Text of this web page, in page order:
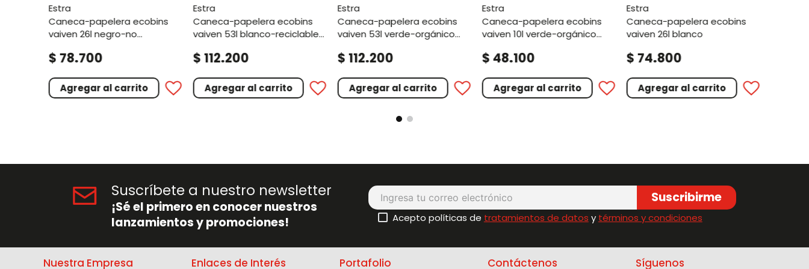
estra
caneca-papelera ecobins
vaiven 26l negro-no
$ 78.700
Agregar al carrito
estra
caneca-papelera ecobins
vaiven 53l blanco-reciclable
$ 112.200
Agregar al carrito
estra
caneca-papelera ecobins
vaiven 53l verde-orgánico
$ 112.200
Agregar al carrito
estra
caneca-papelera ecobins
vaiven 10l verde-orgánico
$ 48.100
Agregar al carrito
estra
caneca-papelera ecobins
vaiven 26l blanco
$ 74.800
Agregar al carrito
Suscríbete a nuestro newsletter
¡Sé el primero en conocer nuestros
lanzamientos y promociones!
Suscribirme
Acepto políticas de tratamientos de datos y términos y condiciones
Nuestra Empresa Enlaces de Interés Portafolio Contáctenos Síguenos